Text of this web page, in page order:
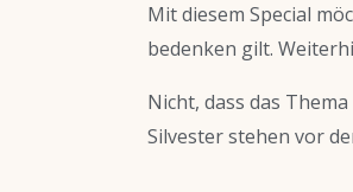
Mit diesem Special
bedenken gilt.
Nicht, dass das
Silvester stehen vor